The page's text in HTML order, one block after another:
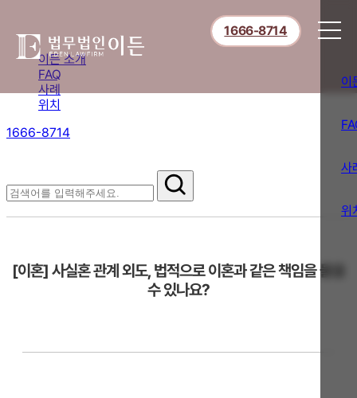
이든 소개
FAQ
사례
위치
1666-8714
1666-8714
이
사
위
[이혼] 사실혼 관계 외도, 법적으로 이혼과 같은 책임을 물을
수 있나요?